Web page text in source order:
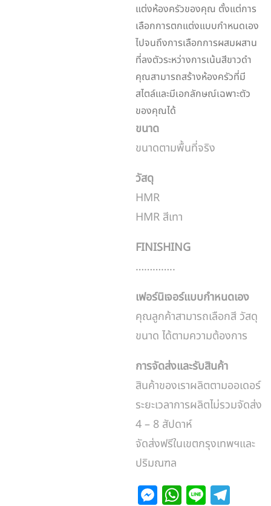
แต่งห้องครัวของคุณ ตั้งแต่การ
เลือกการตกแต่งแบบกำหนดเอง
ไปจนถึงการเลือกการผสมผสาน
ที่ลงตัวระหว่างการเน้นสีขาวดำ
คุณสามารถสร้างห้องครัวที่มี
สไตล์และมีเอกลักษณ์เฉพาะตัว
ของคุณได้
ขนาด
ขนาดตามพื้นที่จริง
วัสดุ
HMR
HMR สีเทา
FINISHING
…………..
เฟอร์นิเจอร์แบบกำหนดเอง
คุณลูกค้าสามารถเลือกสี วัสดุ
ขนาด ได้ตามความต้องการ
การจัดส่งและรับสินค้า
สินค้าของเราผลิตตามออเดอร์
ระยะเวลาการผลิตไม่รวมจัดส่ง
4 – 8 สัปดาห์
จัดส่งฟรีในเขตกรุงเทพฯและ
ปริมณฑล
M W Li